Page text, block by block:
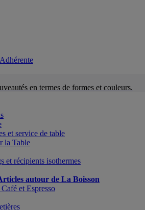
en termes de formes et couleurs.
et service de table
la Table
et récipients isothermes
autour de La Boisson
et Espresso